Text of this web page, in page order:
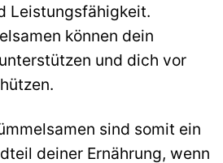
Leistungsfähigkeit.
können dein
und dich vor
sind somit ein
deiner Ernährung, wenn